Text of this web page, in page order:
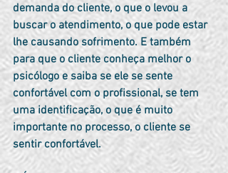
demanda do cliente, o que o levou a
buscar o atendimento, o que pode estar
lhe causando sofrimento. E também
para que o cliente conheça melhor o
psicólogo e saiba se ele se sente
confortável com o profissional, se tem
uma identificação, o que é muito
importante no processo, o cliente se
sentir confortável.